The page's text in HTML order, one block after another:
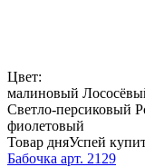
Цвет:
малиновый
Светло-персиковый
фиолетовый
Товар дняУспей
Бабочка арт. 2129